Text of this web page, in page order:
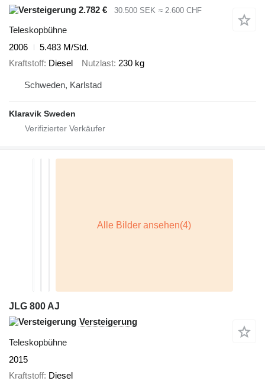
2.782 €
30.500 SEK ≈ 2.600 CHF
Teleskopbühne
2006
5.483 M/Std.
Kraftstoff Diesel Nutzlast 230 kg
Schweden, Karlstad
Klaravik Sweden
JLG 800 AJ
Versteigerung
Teleskopbühne
2015
Kraftstoff Diesel